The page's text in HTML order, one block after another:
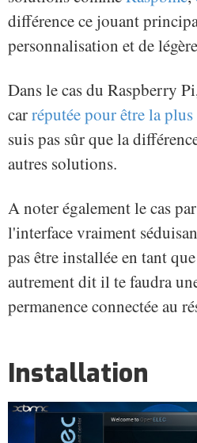
différence ce jouant
personnalisation et de
Dans le cas du Raspberry
carréputée pour être la
suis pas sûr que la
autres solutions.
A noter également le cas
l'interface vraiment
pas être installée en tant
autrement dit il te faudra
permanence connectée au
Installation